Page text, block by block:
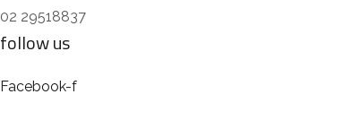
02 29518837
follow us
Facebook-f